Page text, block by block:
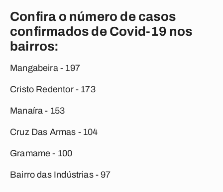
Confira o número de casos
confirmados de Covid-19 nos
bairros:
Mangabeira - 197
Cristo Redentor - 173
Manaíra - 153
Cruz Das Armas - 104
Gramame - 100
Bairro das Indústrias - 97